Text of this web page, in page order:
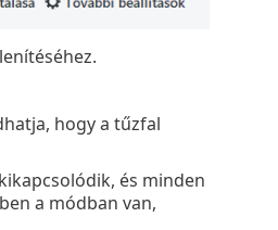
hogy a tűzfal
és minden
a módban van,